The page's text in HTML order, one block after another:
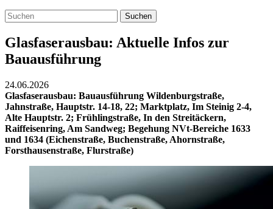
Suchen
Glasfaserausbau: Aktuelle Infos zur
Bauausführung
24.06.2026
Glasfaserausbau: Bauausführung Wildenburgstraße,
Jahnstraße, Hauptstr. 14-18, 22; Marktplatz, Im Steinig 2-4,
Alte Hauptstr. 2; Frühlingstraße, In den Streitäckern,
Raiffeisenring, Am Sandweg; Begehung NVt-Bereiche 1633
und 1634 (Eichenstraße, Buchenstraße, Ahornstraße,
Forsthausenstraße, Flurstraße)